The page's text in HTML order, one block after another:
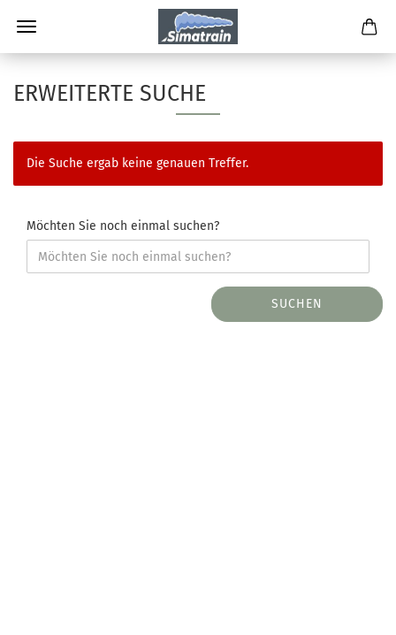
ERWEITERTE SUCHE
Die Suche ergab keine genauen Treffer.
Möchten Sie noch einmal suchen?
SUCHEN